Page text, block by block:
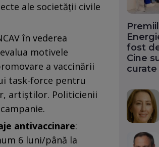
ale societății civile
în vederea
motivele
a vaccinării
task-force pentru
artiștilor. Politicienii
antivaccinare:
6 luni/până la
fost
Cine
curate